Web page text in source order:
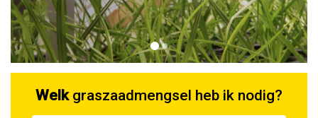
Welkgraszaadmengsel heb ik nodig?